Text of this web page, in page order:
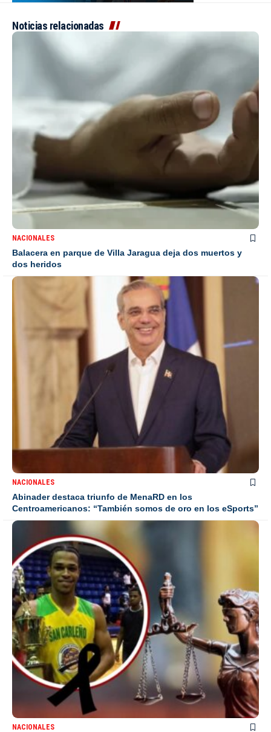
Noticias relacionadas
NACIONALES
Balacera en parque de Villa Jaragua deja dos muertos y
dos heridos
NACIONALES
Abinader destaca triunfo de MenaRD en los
Centroamericanos: “También somos de oro en los eSports”
NACIONALES